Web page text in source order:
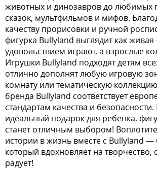
животных и динозавров до любимых
сказок, мультфильмов и мифов.
качеству прорисовки и ручной
фигурка Bullyland выглядит как
удовольствием играют, а взрослые
Игрушки Bullyland подходят детям
отлично дополнят любую игровую
комнату или тематическую
бренда Bullyland соответствует
стандартам качества и
идеальный подарок для ребенка,
станет отличным выбором!
истории в жизнь вместе с Bullyland
который вдохновляет на творчество,
радует!